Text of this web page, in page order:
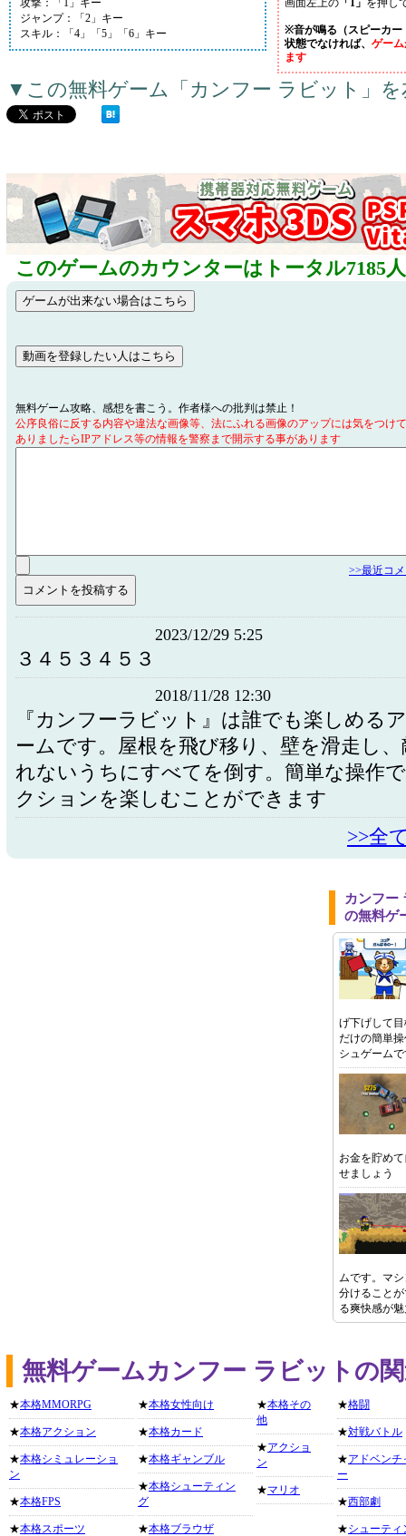
攻撃：「1」キー
ジャンプ：「2」キー
スキル：「4」「5」「6」キー
画面左上の 「1」 を押し
※音が鳴る（スピーカー
状態でなければ、 ゲー
ます
▼この無料ゲーム「カンフー ラビット」
このゲームのカウンターはトータル7185
無料ゲーム攻略、感想を書こう。作者様への批判は禁止！
公序良俗に反する内容や違法な画像等、法にふれる画像のアップには気をつけ
ありましたらIPアドレス等の情報を警察まで開示する事があります
>>最近コ
2023/12/29 5:25
３４５３４５３
2018/11/28 12:30
『カンフーラビット』は誰でも楽しめる
ームです。屋根を飛び移り、壁を滑走し
れないうちにすべてを倒す。簡単な操作
クションを楽しむことができます
>>全
カンフー
の無料ゲ
げ下げして
だけの簡単
シュゲーム
お金を貯め
せましょう
ムです。マ
分けること
る爽快感が
無料ゲームカンフー ラビットの
★本格MMORPG
★本格アクション
★本格シミュレーショ
ン
★本格FPS
★本格スポーツ
★本格女性向け
★本格カード
★本格ギャンブル
★本格シューティン
グ
★本格ブラウザ
★本格その
他
★アクショ
ン
★マリオ
★格闘
★対戦バトル
★アドベンチ
ー
★西部劇
★シューティ